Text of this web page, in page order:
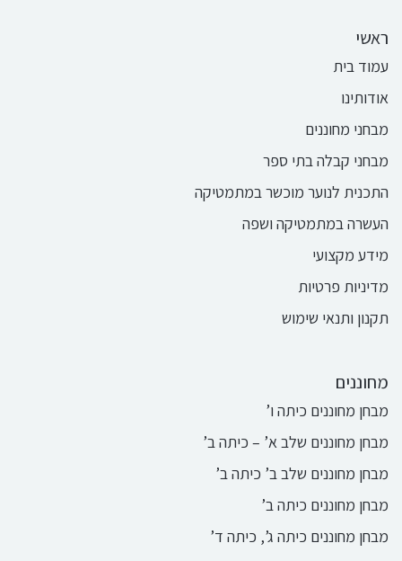
ראשי
עמוד בית
אודותינו
מבחני מחוננים
מבחני קבלה בתי ספר
התכנית לנוער מוכשר במתמטיקה
העשרה במתמטיקה ושפה
מידע מקצועי
מדיניות פרטיות
תקנון ותנאי שימוש
מחוננים
מבחן מחוננים כיתה ו’
מבחן מחוננים שלב א’ – כיתה ב’
מבחן מחוננים שלב ב’ כיתה ב’
מבחן מחוננים כיתה ב’
מבחן מחוננים כיתה ג’, כיתה ד’